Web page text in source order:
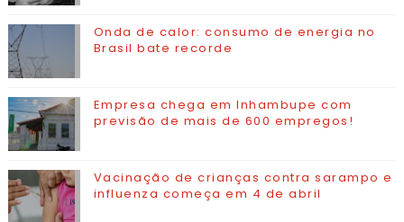
Onda de calor: consumo de energia no
Brasil bate recorde
Empresa chega em Inhambupe com
previsão de mais de 600 empregos!
Vacinação de crianças contra sarampo e
influenza começa em 4 de abril